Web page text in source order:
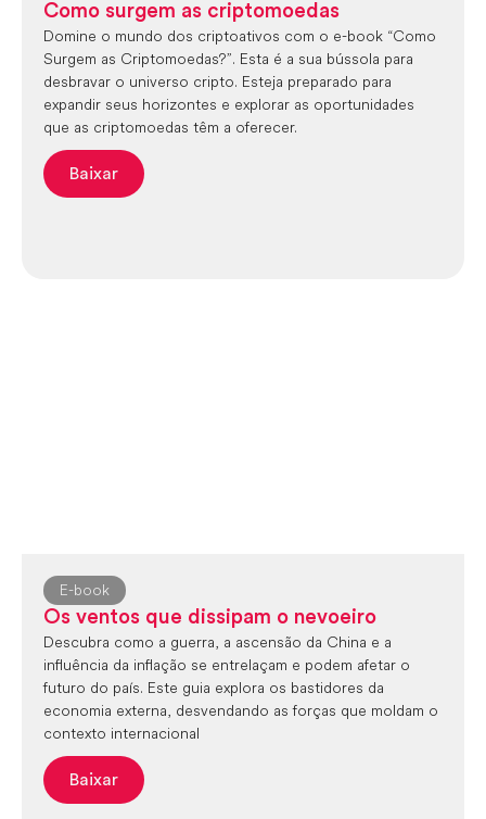
Como surgem as criptomoedas
Domine o mundo dos criptoativos com o e-book “Como
Surgem as Criptomoedas?”. Esta é a sua bússola para
desbravar o universo cripto. Esteja preparado para
expandir seus horizontes e explorar as oportunidades
que as criptomoedas têm a oferecer.
Baixar
E-book
Os ventos que dissipam o nevoeiro
Descubra como a guerra, a ascensão da China e a
influência da inflação se entrelaçam e podem afetar o
futuro do país. Este guia explora os bastidores da
economia externa, desvendando as forças que moldam o
contexto internacional
Baixar